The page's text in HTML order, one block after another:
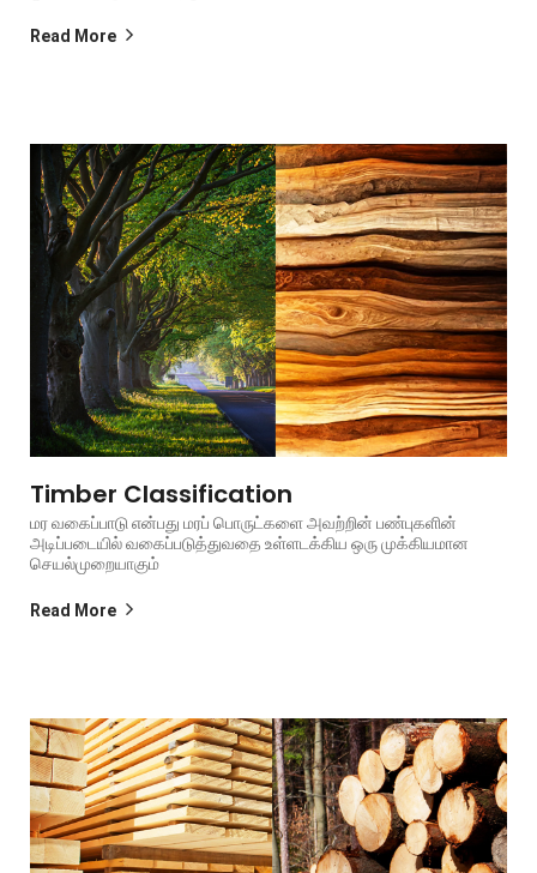
Read More
Timber Classification
மர வகைப்பாடு என்பது மரப் பொருட்களை அவற்றின் பண்புகளின்
அடிப்படையில் வகைப்படுத்துவதை உள்ளடக்கிய ஒரு முக்கியமான
செயல்முறையாகும்
Read More